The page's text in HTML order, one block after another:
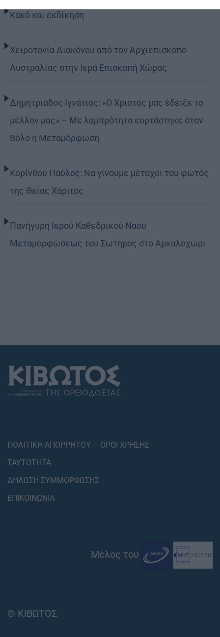
Κακό και εκδίκηση
Χειροτονία Διακόνου από τον Αρχιεπίσκοπο
Αυστραλίας στην Ιερά Επισκοπή Χώρας
Δημητριάδος Ιγνάτιος: «Ο Χριστός μάς έδειξε το
μέλλον μας» – Με λαμπρότητα εορτάστηκε στον
Βόλο η Μεταμόρφωση
Κορίνθου Παύλος: Να γίνουμε μέτοχοι του φωτός
της Θείας Χάριτος
Πανήγυρη Ιερού Καθεδρικού Ναού
Μεταμορφώσεως του Σωτήρος στο Αρκαλοχώρι
ΠΟΛΙΤΙΚΗ ΑΠΟΡΡΗΤΟΥ – ΟΡΟΙ ΧΡΗΣΗΣ
ΤΑΥΤΟΤΗΤΑ
ΔΗΛΩΣΗ ΣΥΜΜΟΡΦΩΣΗΣ
ΕΠΙΚΟΙΝΩΝΙΑ
Μέλος του
© ΚΙΒΩΤΟΣ